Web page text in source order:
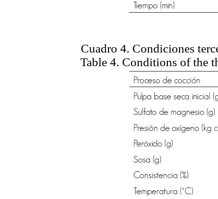
Cuadro 4. Condiciones
Table 4. Conditions of the